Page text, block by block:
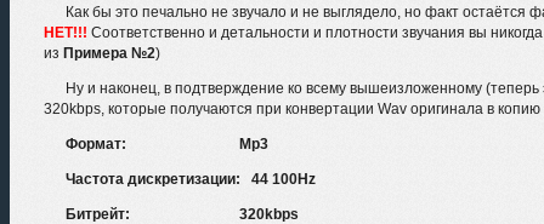
Как бы это печально не звучало и не выглядело, но факт остаётся
НЕТ!!! Соответственно и детальности и плотности звучания вы
из Примера №2)
Ну и наконец, в подтверждение ко всему вышеизложенному
320kbps, которые получаются при конвертации Wav оригинала в
Формат: Mp3
Частота дискретизации: 44 100Hz
Битрейт: 320kbps